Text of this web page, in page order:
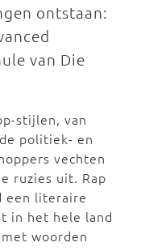
ontstaan:
van Die
stijlen, van
politiek- en
vechten
ruzies uit. Rap
een literaire
in het hele land
woorden